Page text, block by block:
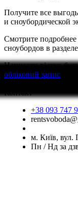
Получите все
и сноубордической
Смотрите
сноубордов в
Написати відгук
обліковий запис
Контакт
+38 093 747
м. Київ, вул.
Пн / Нд за